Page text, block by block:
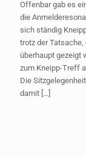
Offenbar gab es
die
sich ständig
trotz der
überhaupt gezeigt
zum Kneipp-Treff
Die
damit […]